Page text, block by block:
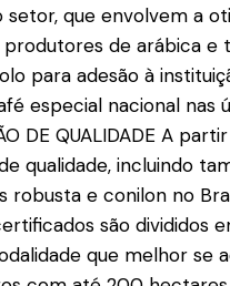
setor, que envolvem a
de arábica e
para adesão à
especial nacional nas
DE QUALIDADE A
qualidade, incluindo
robusta e conilon no
são divididos
que melhor se